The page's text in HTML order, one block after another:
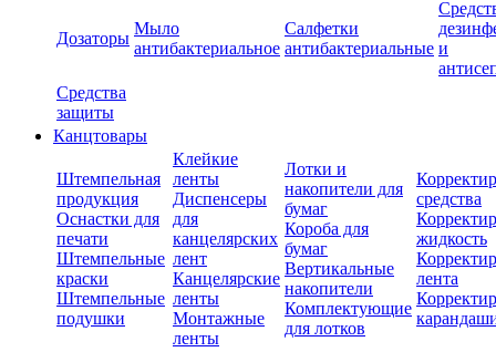
Дозаторы
Мыло
антибактериальное
Салфетки
антибактериальные и
Средства
защиты
Канцтовары
Штемпельная
продукция
Оснастки для
печати
Штемпельные
краски
Штемпельные
подушки
Клейкие
ленты
Диспенсеры
для
канцелярских
лент
Канцелярские
ленты
Монтажные
ленты
Лотки и
накопители для
бумаг
Короба для
бумаг
Вертикальные
накопители
Комплектующие
для лотков
средства
жидкость
лента